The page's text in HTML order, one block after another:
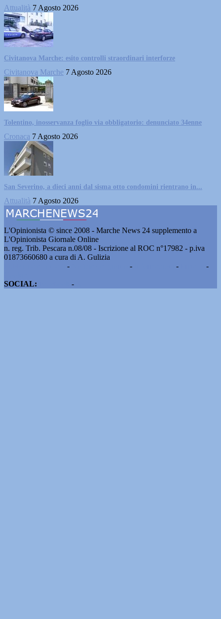
Attualità 7 Agosto 2026
Civitanova Marche: esito controlli straordinari interforze
Civitanova Marche 7 Agosto 2026
Tolentino, inosservanza foglio via obbligatorio: denunciato 34enne
Cronaca 7 Agosto 2026
San Severino, a dieci anni dal sisma otto condomini rientrano in...
Attualità 7 Agosto 2026
L'Opinionista © since 2008 - Marche News 24 supplemento a
L'Opinionista Giornale Online
n. reg. Trib. Pescara n.08/08 - Iscrizione al ROC n°17982 - p.iva
01873660680 a cura di A. Gulizia
- - -
-
SOCIAL:
-